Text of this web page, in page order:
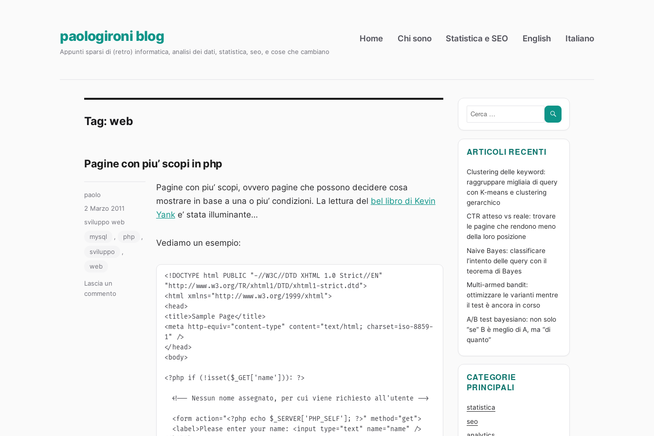
paologironi blog
Appunti sparsi di (retro) informatica, analisi dei dati, statistica, seo, e cose che cambiano
Home Chi sono Statistica e SEO English Italiano
Tag: web
Pagine con piu’ scopi in php
Pagine con piu’ scopi, ovvero pagine che possono decidere cosa
mostrare in base a una o piu’ condizioni. La lettura del bel libro di Kevin
Yanke’ stata illuminante…
Vediamo un esempio:
<!DOCTYPE html PUBLIC "-//W3C//DTD XHTML 1.0 Strict//EN"
"http://www.w3.org/TR/xhtml1/DTD/xhtml1-strict.dtd">
<html xmlns="http://www.w3.org/1999/xhtml">
<head>
<title>Sample Page</title>
<meta http-equiv="content-type" content="text/html; charset=iso-8859-
1" />
</head>
<body>
<?php if (!isset($_GET['name'])): ?>
Autore
paolo
Pubblicato
2 Marzo 2011
Categorie
sviluppo web
Tag
mysql , php
,
sviluppo
,
web
Lascia un
commento
Cerca: CERCA
ARTICOLI RECENTI
Clustering delle keyword:
raggruppare migliaia di query
con K-means e clustering
gerarchico
CTR atteso vs reale: trovare
le pagine che rendono meno
della loro posizione
Naive Bayes: classificare
l’intento delle query con il
teorema di Bayes
Multi-armed bandit:
ottimizzare le varianti mentre
il test è ancora in corso
A/B test bayesiano: non solo
“se” B è meglio di A, ma “di
quanto”
CATEGORIE
PRINCIPALI
statistica
seo